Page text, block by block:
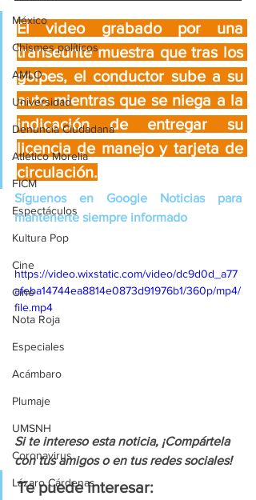
México
Chismes políticos
AMLO
Universidad
Denuncia Ciudadana
Atlético Morelia
FICM
Espectáculos
Kultura Pop
Cine
Cine
Nota Roja
Especiales
Acámbaro
Plumaje
UMSNH
Coronavirus
Lázaro Cárdenas
El video grabado por una
transeúnte muestra que tras los
golpes, el conductor sube a su
auto mientras que se niega a la
indicación de entregar su
licencia de manejo y tarjeta de
circulación.
Síguenos en Google Noticias para
mantenerte siempre informado
https://video.wixstatic.com/video/dc9d0d_a77
afeba14744ea8814e0873d91976b1/360p/mp4/
file.mp4
Si te intereso esta noticia, ¡Compártela
con tus amigos o en tus redes sociales!
Te puede interesar: